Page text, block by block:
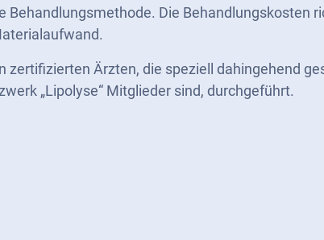
Behandlungsmethode. Die Behandlungskosten
zertifizierten Ärzten, die speziell dahingehend
„Lipolyse“ Mitglieder sind, durchgeführt.